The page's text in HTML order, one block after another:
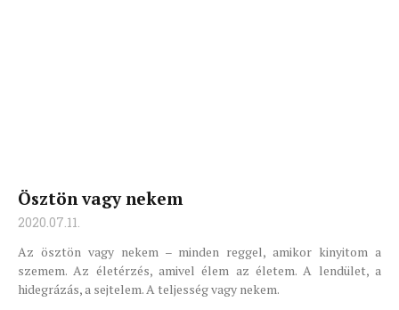
Ösztön vagy nekem
2020.07.11.
Az ösztön vagy nekem – minden reggel, amikor kinyitom a
szemem. Az életérzés, amivel élem az életem. A lendület, a
hidegrázás, a sejtelem. A teljesség vagy nekem.